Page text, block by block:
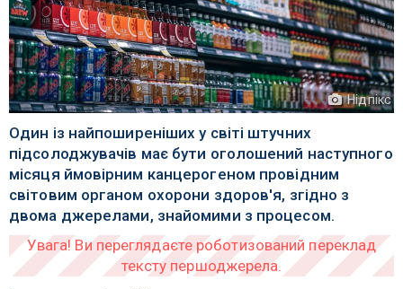
Нідпікс
Один із найпоширеніших у світі штучних
підсолоджувачів має бути оголошений наступного
місяця ймовірним канцерогеном провідним
світовим органом охорони здоров'я, згідно з
двома джерелами, знайомими з процесом.